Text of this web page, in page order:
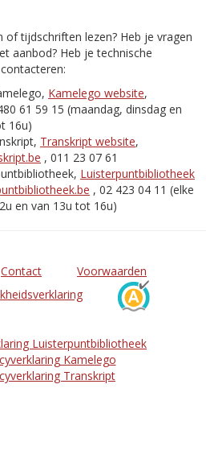
of tijdschriften lezen? Heb je vragen
aanbod? Heb je technische
Kamelego website,
61 59 15 (maandag, dinsdag en
16u)
Transkript website,
, 011 23 07 61
Luisterpuntbibliotheek
, 02 423 04 11 (elke
en van 13u tot 16u)
Contact
Voorwaarden
Luisterpuntbibliotheek
Kamelego
Transkript